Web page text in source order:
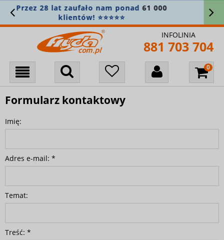
28 lat zaufało nam ponad61 000
klientów! ⭐⭐⭐⭐⭐
INFOLINIA
881 703 704
Formularz kontaktowy
Imię:
Adres e-mail: *
Temat:
Treść: *